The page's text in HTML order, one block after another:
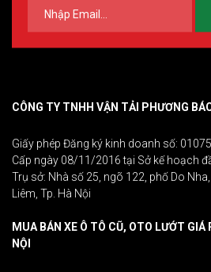
CÔNG TY TNHH VẬN TẢI PHƯƠNG
Giấy phép Đăng ký kinh doanh số:
Cấp ngày 08/11/2016 tại Sở kế hoạch
Trụ sở: Nhà số 25, ngõ 122, phố Do
Liêm, Tp. Hà Nội
MUA BÁN XE Ô TÔ CŨ, OTO LƯỚT GIÁ
NỘI